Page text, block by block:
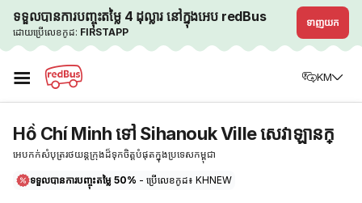
ទទួលបានការបញ្ចុះតម្លៃ 4 ដុល្លារ នៅក្នុងអេប redBus
ដោយប្រើលេខកូដ: FIRSTAPP
ទាញយក
☰ KM
Hồ Chí Minh ទៅ Sihanouk Ville សេវាឡានក្
អេបកក់សំបុត្ររថយន្តក្រុងដ៏ទុកចិត្តបំផុតក្នុងប្រទេសកម្ពុជា
ទទួលបានការបញ្ចុះតម្លៃ 50% - ប្រើលេខកូដ៖ KHNEW